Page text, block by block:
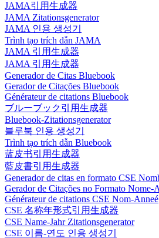
JAMA引用生成器
JAMA Zitationsgenerator
JAMA 인용 생성기
Trình tạo trích dẫn JAMA
JAMA 引用生成器
JAMA 引用生成器
Generador de Citas Bluebook
Gerador de Citações Bluebook
Générateur de citations Bluebook
ブルーブック引用生成器
Bluebook-Zitationsgenerator
블루북 인용 생성기
Trình tạo trích dẫn Bluebook
蓝皮书引用生成器
藍皮書引用生成器
Generador de citas en formato CSE
Gerador de Citações no Formato Nome-
Générateur de citations CSE Nom-Anneé
CSE 名称年形式引用生成器
CSE Name-Jahr Zitationsgenerator
CSE 이름-연도 인용 생성기